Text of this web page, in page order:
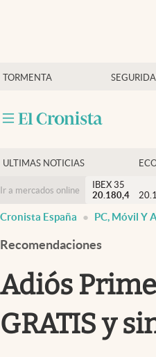
TORMENTA
Economía y finanzas
Criptomonedas
ULTIMAS NOTICIAS
Ir a mercados online
IBEX 35
20.180,4
Cronista España PC, Móvil Y
Recomendaciones
Adiós
GRATIS y